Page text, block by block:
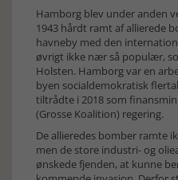
Hamborg blev under anden
1943 hårdt ramt af allierede
havneby med den
øvrigt ikke nær så populær,
Holsten. Hamborg var en
byen socialdemokratisk
tiltrådte i 2018 som
(Grosse Koalition) regering.
De allieredes bomber ramte
men de store industri- og
ønskede fjenden, at kunne